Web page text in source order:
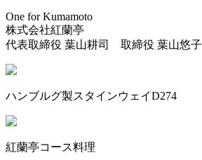
One for Kumamoto
株式会社紅蘭亭
代表取締役 葉山耕司 取締役 葉山悠子
ハンブルグ製スタインウェイD274
紅蘭亭コース料理